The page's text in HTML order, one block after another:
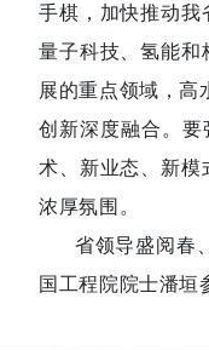
手棋，加快推动我
量子科技、氢能和
展的重点领域，高
创新深度融合。要
术、新业态、新模
浓厚氛围。
省领导盛阅春、
国工程院院士潘垣